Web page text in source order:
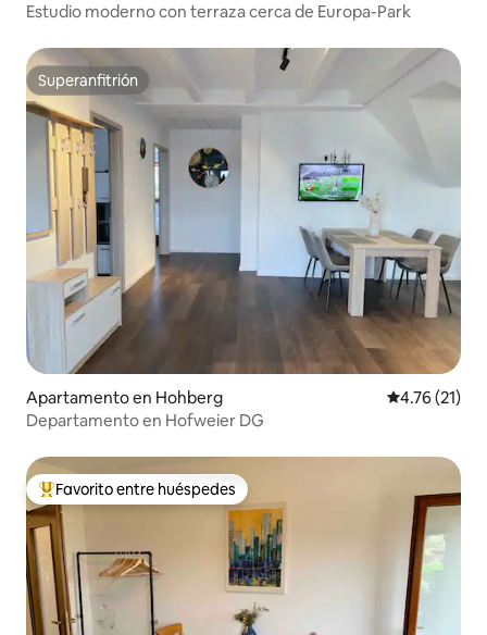
Estudio moderno con terraza cerca de Europa-Park
Superanfitrión
Superanfitrión
Apartamento en Hohberg Calificación
4.76 (21)
Departamento en Hofweier DG
Favorito entre huéspedes preferido
Favorito entre huéspedes